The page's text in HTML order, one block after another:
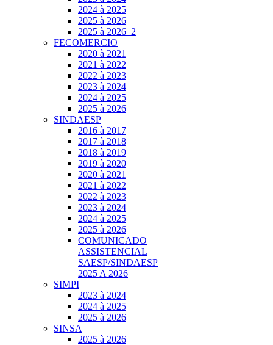
2024 à 2025
2025 à 2026
2025 à 2026_2
FECOMERCIO
2020 à 2021
2021 à 2022
2022 à 2023
2023 à 2024
2024 à 2025
2025 à 2026
SINDAESP
2016 à 2017
2017 à 2018
2018 à 2019
2019 à 2020
2020 à 2021
2021 à 2022
2022 à 2023
2023 à 2024
2024 à 2025
2025 à 2026
COMUNICADO
ASSISTENCIAL
SAESP/SINDAESP
2025 A 2026
SIMPI
2023 à 2024
2024 à 2025
2025 à 2026
SINSA
2025 à 2026